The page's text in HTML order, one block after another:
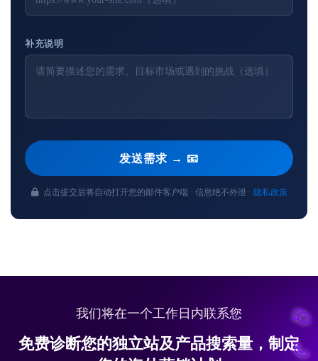
补充说明
发送需求 → 📧
点击提交后将自动打开您的邮件客户端 · 信息绝不外泄 · 隐私政策
我们将在一个工作日内联系您
免费诊断您的独立站及产品搜索量，制定